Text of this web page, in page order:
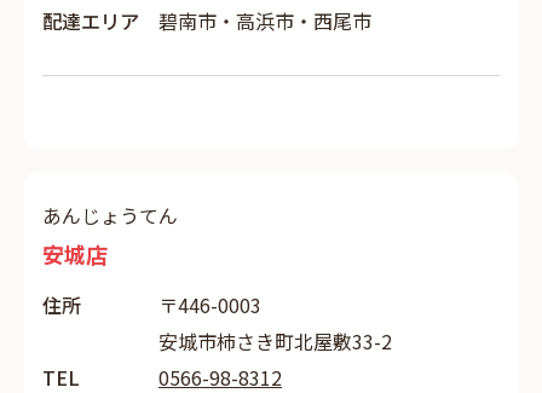
配達エリア
碧南市・高浜市・西尾市
あんじょうてん
安城店
住所
〒446-0003
安城市柿さき町北屋敷33-2
TEL
0566-98-8312